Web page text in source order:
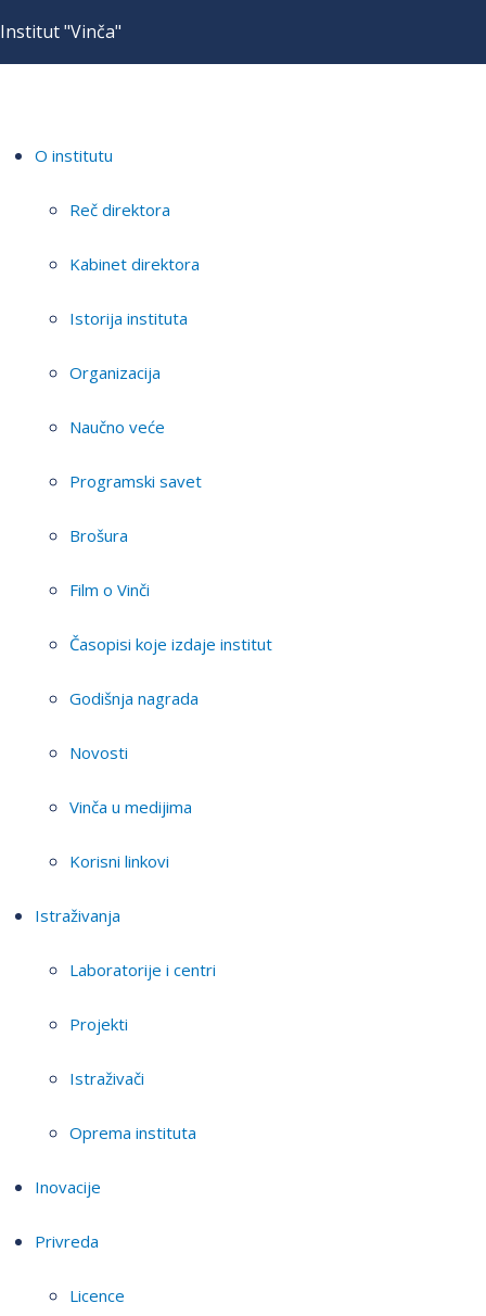
Institut "Vinča"
O institutu
Reč direktora
Kabinet direktora
Istorija instituta
Organizacija
Naučno veće
Programski savet
Brošura
Film o Vinči
Časopisi koje izdaje institut
Godišnja nagrada
Novosti
Vinča u medijima
Korisni linkovi
Istraživanja
Laboratorije i centri
Projekti
Istraživači
Oprema instituta
Inovacije
Privreda
Licence